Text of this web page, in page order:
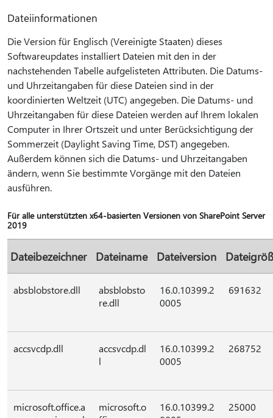
Dateiinformationen
Die Version für Englisch (Vereinigte Staaten) dieses
Softwareupdates installiert Dateien mit den in der
nachstehenden Tabelle aufgelisteten Attributen. Die Datums-
und Uhrzeitangaben für diese Dateien sind in der
koordinierten Weltzeit (UTC) angegeben. Die Datums- und
Uhrzeitangaben für diese Dateien werden auf Ihrem lokalen
Computer in Ihrer Ortszeit und unter Berücksichtigung der
Sommerzeit (Daylight Saving Time, DST) angegeben.
Außerdem können sich die Datums- und Uhrzeitangaben
ändern, wenn Sie bestimmte Vorgänge mit den Dateien
ausführen.
Für alle unterstützten x64-basierten Versionen von SharePoint Server
2019
Dateibezeichner Dateiname Dateiversion
absblobstore.dll
absblobsto
re.dll
16.0.10399.2
0005
691632
accsvcdp.dll
accsvcdp.dl
l
16.0.10399.2
0005
268752
microsoft.office.a
microsoft.o
16.0.10399.2
25000